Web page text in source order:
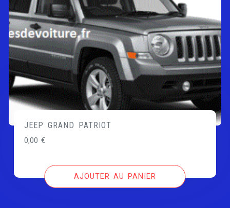
JEEP GRAND PATRIOT
0,00€
AJOUTER AU PANIER